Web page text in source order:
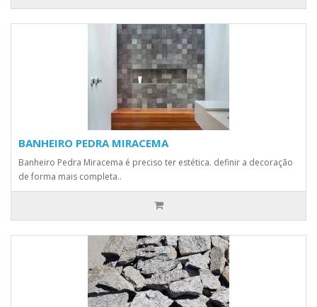
BANHEIRO PEDRA MIRACEMA
Banheiro Pedra Miracema é preciso ter estética. definir a decoração
de forma mais completa..